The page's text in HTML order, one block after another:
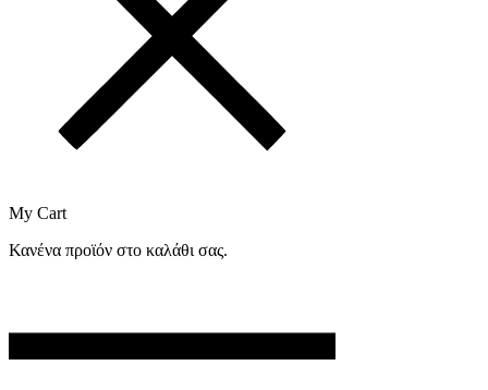
My Cart
Κανένα προϊόν στο καλάθι σας.